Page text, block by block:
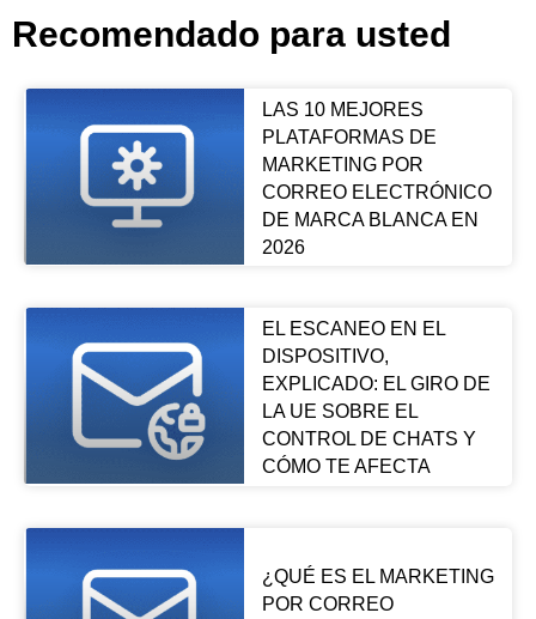
Recomendado para usted
LAS 10 MEJORES
PLATAFORMAS DE
MARKETING POR
CORREO ELECTRÓNICO
DE MARCA BLANCA EN
2026
EL ESCANEO EN EL
DISPOSITIVO,
EXPLICADO: EL GIRO DE
LA UE SOBRE EL
CONTROL DE CHATS Y
CÓMO TE AFECTA
¿QUÉ ES EL MARKETING
POR CORREO